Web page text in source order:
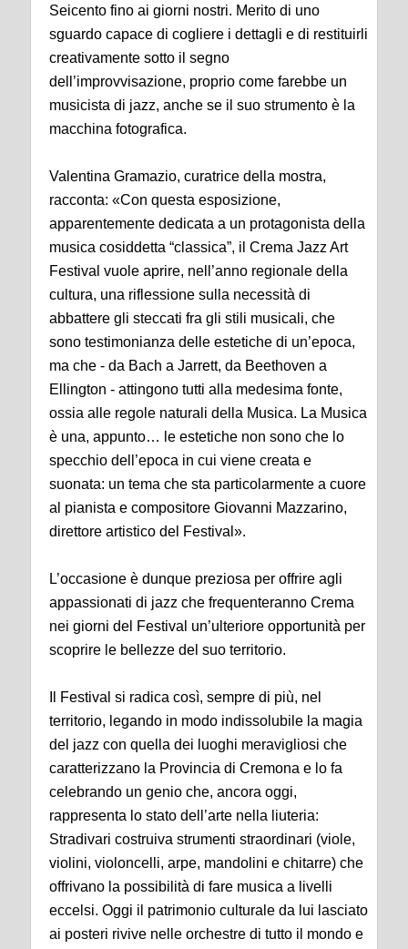
Seicento fino ai giorni nostri. Merito di uno
sguardo capace di cogliere i dettagli e di restituirli
creativamente sotto il segno
dell’improvvisazione, proprio come farebbe un
musicista di jazz, anche se il suo strumento è la
macchina fotografica.
Valentina Gramazio, curatrice della mostra,
racconta: «Con questa esposizione,
apparentemente dedicata a un protagonista della
musica cosiddetta “classica”, il Crema Jazz Art
Festival vuole aprire, nell’anno regionale della
cultura, una riflessione sulla necessità di
abbattere gli steccati fra gli stili musicali, che
sono testimonianza delle estetiche di un’epoca,
ma che - da Bach a Jarrett, da Beethoven a
Ellington - attingono tutti alla medesima fonte,
ossia alle regole naturali della Musica. La Musica
è una, appunto… le estetiche non sono che lo
specchio dell’epoca in cui viene creata e
suonata: un tema che sta particolarmente a cuore
al pianista e compositore Giovanni Mazzarino,
direttore artistico del Festival».
L’occasione è dunque preziosa per offrire agli
appassionati di jazz che frequenteranno Crema
nei giorni del Festival un’ulteriore opportunità per
scoprire le bellezze del suo territorio.
Il Festival si radica così, sempre di più, nel
territorio, legando in modo indissolubile la magia
del jazz con quella dei luoghi meravigliosi che
caratterizzano la Provincia di Cremona e lo fa
celebrando un genio che, ancora oggi,
rappresenta lo stato dell’arte nella liuteria:
Stradivari costruiva strumenti straordinari (viole,
violini, violoncelli, arpe, mandolini e chitarre) che
offrivano la possibilità di fare musica a livelli
eccelsi. Oggi il patrimonio culturale da lui lasciato
ai posteri rivive nelle orchestre di tutto il mondo e